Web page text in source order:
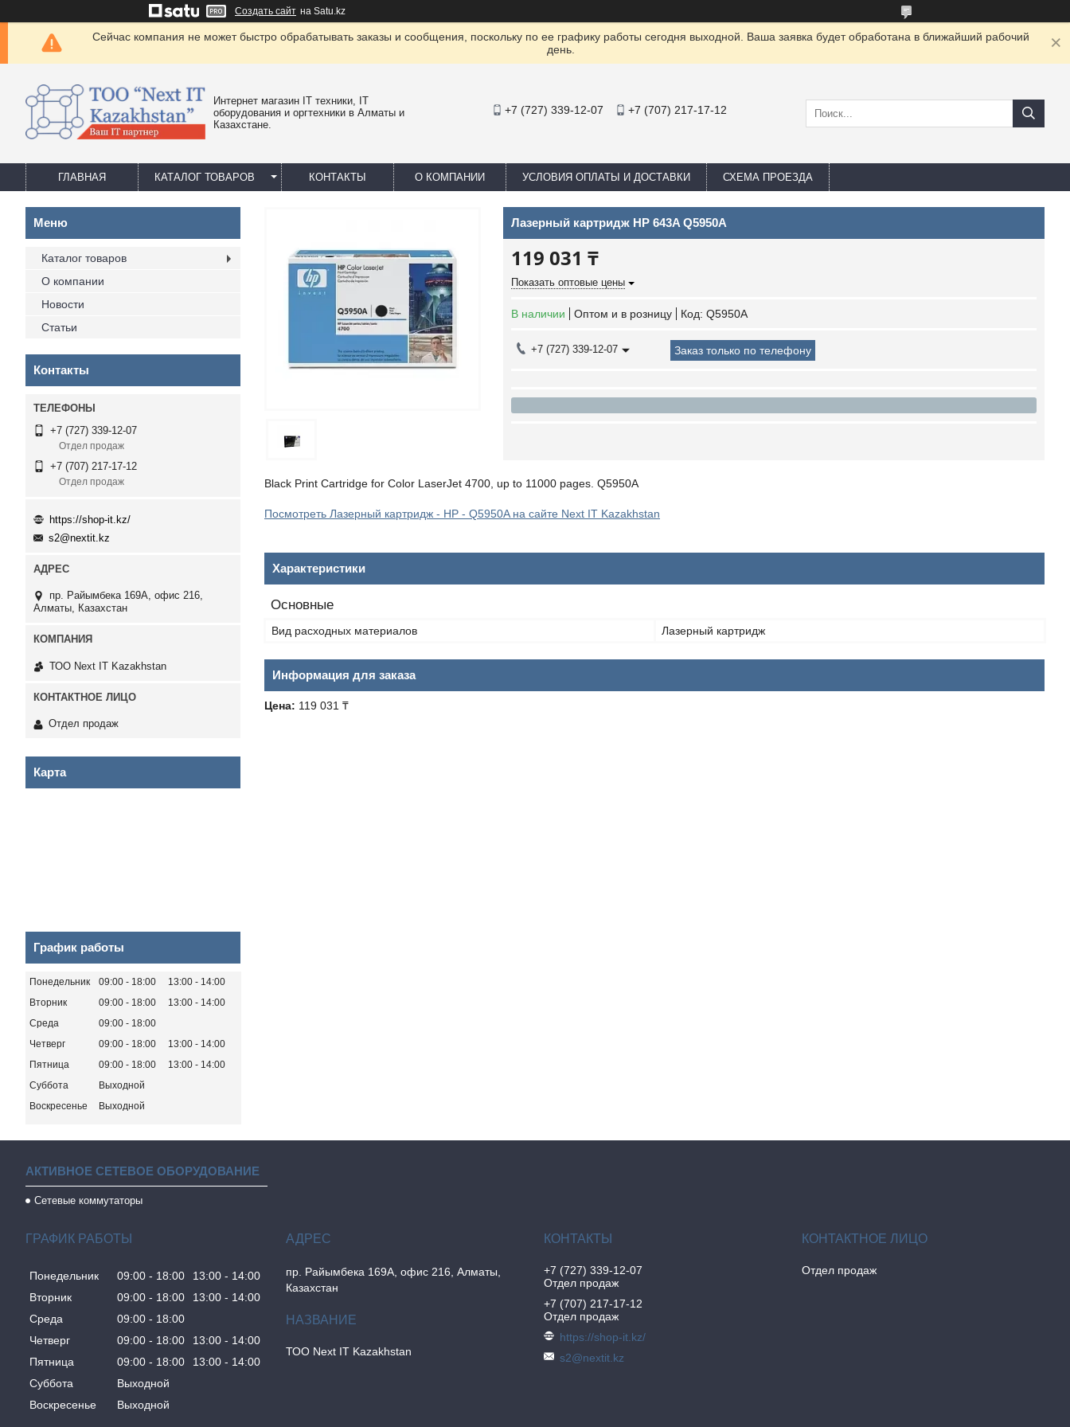
Создать сайт на Satu.kz
Сейчас компания не может быстро обрабатывать заказы и сообщения, поскольку по ее графику работы сегодня выходной. Ваша заявка будет обработана в ближайший рабочий
день.
Интернет магазин IT техники, IT
оборудования и оргтехники в Алматы и
Казахстане.
+7 (727) 339-12-07 +7 (707) 217-17-12
ГЛАВНАЯ КАТАЛОГ ТОВАРОВ КОНТАКТЫ О КОМПАНИИ УСЛОВИЯ ОПЛАТЫ И ДОСТАВКИ СХЕМА ПРОЕЗДА
Лазерный картридж HP 643A Q5950A
119 031 ₸
Показать оптовые цены
В наличии Оптом и в розницу Код: Q5950A
+7 (727) 339-12-07 Заказ только по телефону
Black Print Cartridge for Color LaserJet 4700, up to 11000 pages. Q5950A
Посмотреть Лазерный картридж - HP - Q5950A на сайте Next IT Kazakhstan
Характеристики
Основные
Вид расходных материалов Лазерный картридж
Информация для заказа
Цена: 119 031 ₸
Каталог товаров
О компании
Новости
Статьи
Контакты
+7 (727) 339-12-07
Отдел продаж
+7 (707) 217-17-12
Отдел продаж
https://shop-it.kz/
s2@nextit.kz
пр. Райымбека 169А, офис 216,
Алматы, Казахстан
ТОО Next IT Kazakhstan
Отдел продаж
Карта
График работы
Понедельник 09:00 18:00 13:00
14:00
Вторник
09:00 18:00 13:00
14:00
Среда
09:00
18:00
Четверг
09:00 18:00 13:00
14:00
Пятница
09:00 18:00 13:00
14:00
Суббота
Выходной
Воскресенье
Выходной
АКТИВНОЕ СЕТЕВОЕ ОБОРУДОВАНИЕ
Сетевые коммутаторы
ГРАФИК РАБОТЫ
Понедельник 09:00 18:00 13:00
14:00
Вторник
09:00 18:00 13:00
14:00
Среда
09:00
18:00
Четверг
09:00 18:00 13:00
14:00
Пятница
09:00 18:00 13:00
14:00
Суббота
Выходной
Воскресенье
Выходной
пр. Райымбека 169А, офис 216, Алматы,
Казахстан
ТОО Next IT Kazakhstan
+7 (727) 339-12-07
Отдел продаж
+7 (707) 217-17-12
Отдел продаж
https://shop-it.kz/
s2@nextit.kz
Отдел продаж